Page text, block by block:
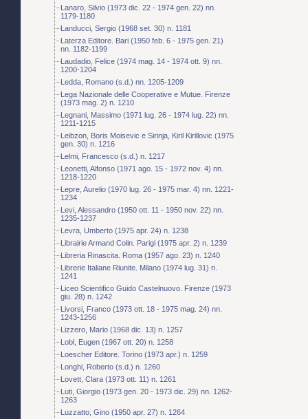
Lanaro, Silvio (1973 dic. 22 - 1974 gen. 22) nn.
1179-1180
Landucci, Sergio (1968 set. 30) n. 1181
Laterza Editore. Bari (1950 feb. 6 - 1975 gen. 21)
nn. 1182-1199
Laudadio, Felice (1974 mag. 14 - 1974 ott. 9) nn.
1200-1204
Ledda, Romano (s.d.) nn. 1205-1209
Lega Nazionale delle Cooperative e Mutue. Firenze
(1973 mag. 2) n. 1210
Legnani, Massimo (1971 lug. 26 - 1974 lug. 22) nn.
1211-1215
Leibzon, Boris Moisevic e Sirinja, Kiril Kirillovic (1975
gen. 30) n. 1216
Lelmi, Francesco (s.d.) n. 1217
Leonetti, Alfonso (1971 ago. 15 - 1972 nov. 4) nn.
1218-1220
Lepre, Aurelio (1970 lug. 26 - 1975 mar. 4) nn. 1221-
1234
Levi, Alessandro (1950 ott. 11 - 1950 nov. 22) nn.
1235-1237
Levra, Umberto (1975 apr. 24) n. 1238
Librairie Armand Colin. Parigi (1975 apr. 2) n. 1239
Libreria Rinascita. Roma (1957 ago. 23) n. 1240
Librerie Italiane Riunite. Milano (1974 lug. 31) n.
1241
Liceo Scientifico Guido Castelnuovo. Firenze (1973
giu. 28) n. 1242
Livorsi, Franco (1973 ott. 18 - 1975 mag. 24) nn.
1243-1256
Lizzero, Mario (1968 dic. 13) n. 1257
Lobl, Eugen (1967 ott. 20) n. 1258
Loescher Editore. Torino (1973 apr.) n. 1259
Longhi, Roberto (s.d.) n. 1260
Lovett, Clara (1973 ott. 11) n. 1261
Luti, Giorgio (1973 gen. 20 - 1973 dic. 29) nn. 1262-
1263
Luzzatto, Gino (1950 apr. 27) n. 1264